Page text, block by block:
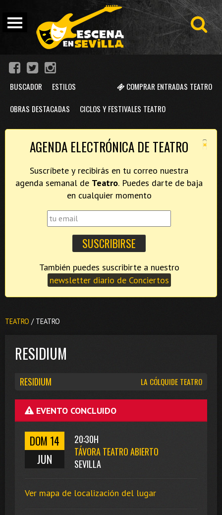
COMPRAR ENTRADAS TEATRO
BUSCADOR ESTILOS
OBRAS DESTACADAS CICLOS Y FESTIVALES TEATRO
×
AGENDA ELECTRÓNICA DE TEATRO
Suscríbete y recibirás en tu correo nuestra
agenda semanal de Teatro. Puedes darte de baja
en cualquier momento
newsletter diario de Conciertos
TEATRO / TEATRO
RESIDIUM
LA CÓLQUIDE TEATRO
RESIDIUM
EVENTO CONCLUIDO
DOM 14
JUN
20:30H
TÁVORA TEATRO ABIERTO
SEVILLA
Ver mapa de localización del lugar